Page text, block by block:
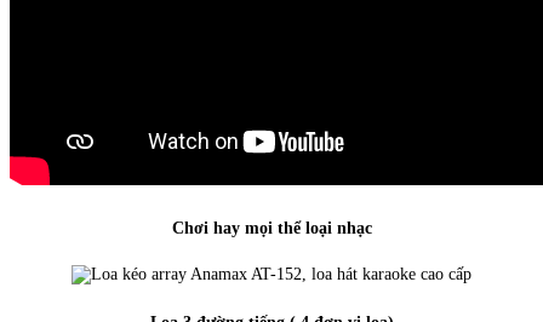
Chơi hay mọi thể loại nhạc